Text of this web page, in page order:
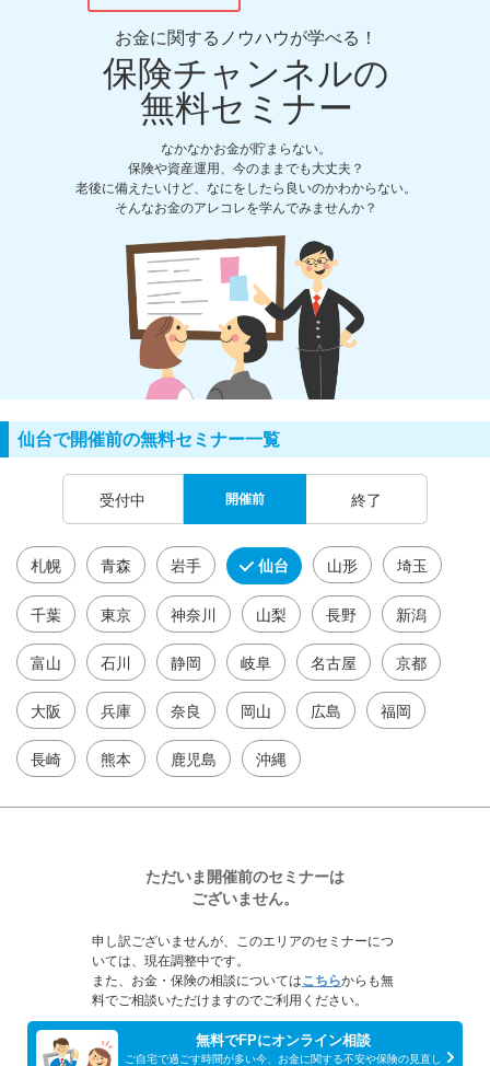
お金に関するノウハウが学べる！
保険チャンネルの
無料セミナー
なかなかお金が貯まらない。
保険や資産運用、今のままでも大丈夫？
老後に備えたいけど、なにをしたら良いのかわからない。
そんなお金のアレコレを学んでみませんか？
仙台で開催前の無料セミナー一覧
受付中 開催前 終了
札幌 青森 岩手 仙台 山形 埼玉
千葉 東京 神奈川 山梨 長野 新潟
富山 石川 静岡 岐阜 名古屋 京都
大阪 兵庫 奈良 岡山 広島 福岡
長崎 熊本 鹿児島 沖縄
ただいま開催前のセミナーは
ございません。
申し訳ございませんが、このエリアのセミナーにつ
いては、現在調整中です。
また、お金・保険の相談についてはこちらからも無
料でご相談いただけますのでご利用ください。
無料でFPにオンライン相談
ご自宅で過ごす時間が多い今、お金に関する不安や保険の見直し